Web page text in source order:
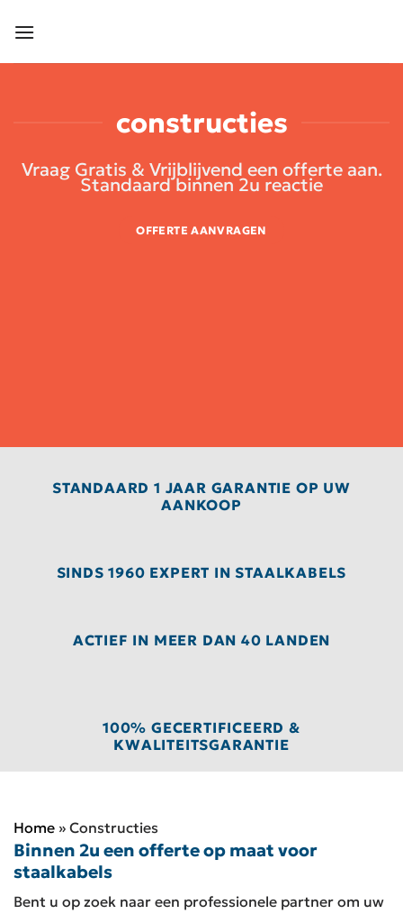
naar
constructies
Vraag Gratis & Vrijblijvend een offerte aan.
Standaard binnen 2u reactie
OFFERTE AANVRAGEN
STANDAARD 1 JAAR GARANTIE OP UW
AANKOOP
SINDS 1960 EXPERT IN STAALKABELS
ACTIEF IN MEER DAN 40 LANDEN
100% GECERTIFICEERD &
KWALITEITSGARANTIE
Home » Constructies
Binnen 2u een offerte op maat voor
staalkabels
Bent u op zoek naar een professionele partner om uw